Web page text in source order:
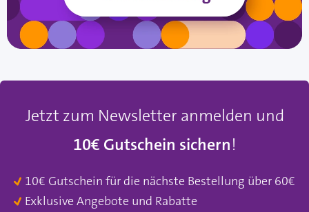
Jetzt zum Newsletter anmelden und
10€ Gutschein sichern!
10€ Gutschein für die nächste Bestellung über 60€
Exklusive Angebote und Rabatte